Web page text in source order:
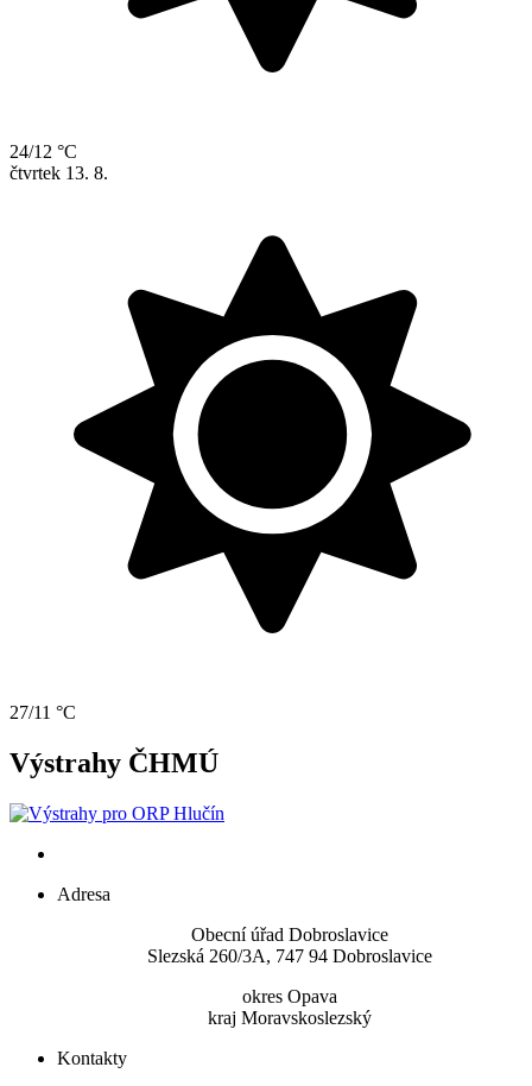
24/12 °C
čtvrtek 13. 8.
27/11 °C
Výstrahy ČHMÚ
Adresa
Obecní úřad Dobroslavice
Slezská 260/3A, 747 94 Dobroslavice
okres Opava
kraj Moravskoslezský
Kontakty